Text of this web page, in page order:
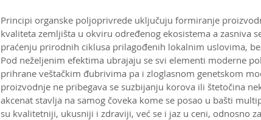
Principi organske poljoprivrede uključuju formiranje
kvaliteta zemljišta u okviru određenog ekosistema a zasniva
praćenju prirodnih ciklusa prilagođenih lokalnim uslovima,
Pod neželjenim efektima ubrajaju se svi elementi moderne
prihrane veštačkim đubrivima pa i zloglasnom genetskom
proizvodnje ne pribegava se suzbijanju korova ili štetočina
akcenat stavlja na samog čoveka kome se posao u bašti
su kvalitetniji, ukusniji i zdraviji, već se i jaz u ceni, odnosno